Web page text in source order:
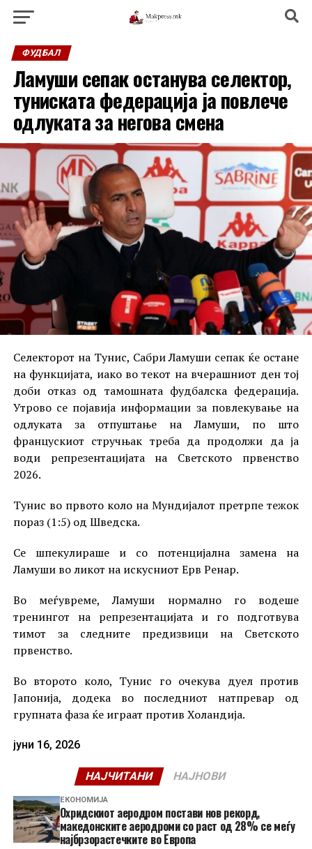
ФУДБАЛ
Ламуши сепак останува селектор,
туниската федерација ја повлече
одлуката за негова смена
Селекторот на Тунис, Сабри Ламуши сепак ќе остане
на функцијата, иако во текот на вчерашниот ден тој
доби отказ од тамошната фудбалска федерација.
Утрово се појавија информации за повлекување на
одлуката за отпуштање на Ламуши, по што
францускиот стручњак треба да продолжи да ја
води репрезентацијата на Светското првенство
2026.
Тунис во првото коло на Мундијалот претрпе тежок
пораз (1:5) од Шведска.
Се шпекулираше и со потенцијална замена на
Ламуши во ликот на искусниот Ерв Ренар.
Во меѓувреме, Ламуши нормално го водеше
тренингот на репрезентацијата и го подготвува
тимот за следните предизвици на Светското
првенство.
Во второто коло, Тунис го очекува дуел против
Јапонија, додека во последниот натпревар од
групната фаза ќе играат против Холандија.
јуни 16, 2026
НАЈЧИТАНИ НАЈНОВИ
ЕКОНОМИЈА
Охридскиот аеродром постави нов рекорд,
македонските аеродроми со раст од 28% се меѓу
најбрзорастечките во Европа